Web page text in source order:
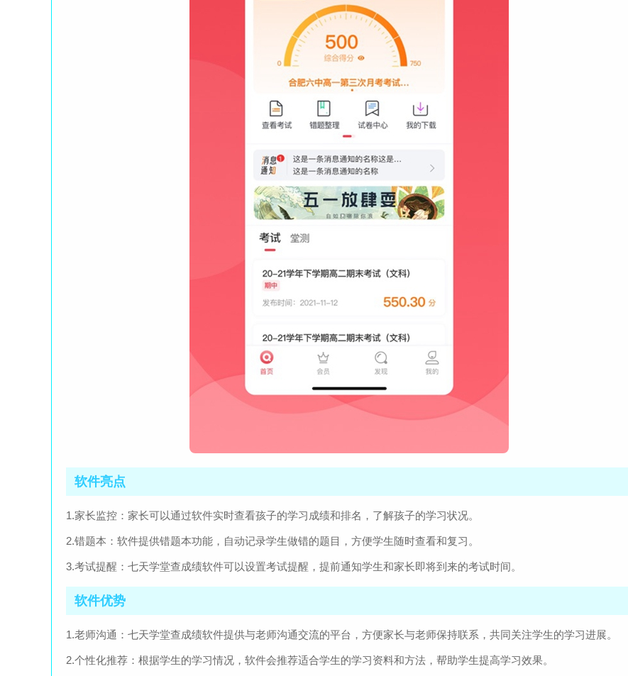
软件亮点
1.家长监控：家长可以通过软件实时查看孩子的学习成绩和排名，了解孩子的学习状况。
2.错题本：软件提供错题本功能，自动记录学生做错的题目，方便学生随时查看和复习。
3.考试提醒：七天学堂查成绩软件可以设置考试提醒，提前通知学生和家长即将到来的考试时间。
软件优势
1.老师沟通：七天学堂查成绩软件提供与老师沟通交流的平台，方便家长与老师保持联系，共同关注学生的学习进展。
2.个性化推荐：根据学生的学习情况，软件会推荐适合学生的学习资料和方法，帮助学生提高学习效果。